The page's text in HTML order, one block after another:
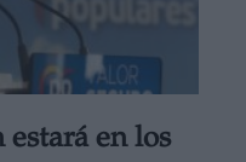
estará en los